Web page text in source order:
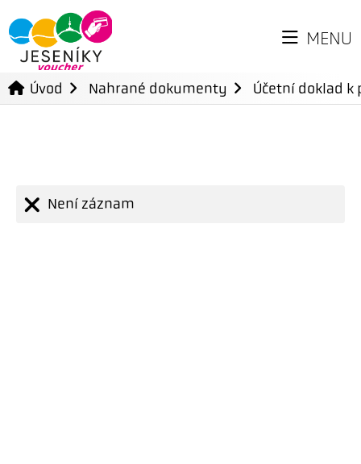
MENU
Úvod Nahrané dokumenty Účetní doklad
Není záznam